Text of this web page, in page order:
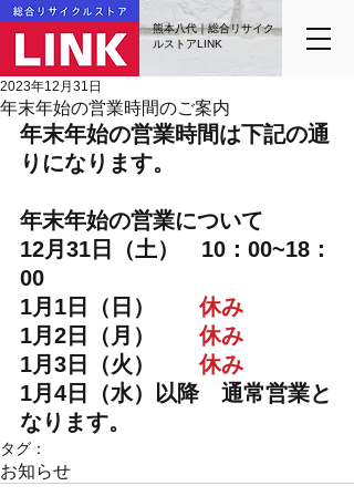
熊本八代｜総合リサイク
ルストアLINK
年末年始の営業時間のご案内
2023年12月31日
年末年始の営業時間は下記の通
りになります。
年末年始の営業について
12月31日（土）　10：00~18：
00
1月1日（日） 休み
1月2日（月） 休み
1月3日（火） 休み
1月4日（水）以降　通常営業と
なります。
タグ：
お知らせ